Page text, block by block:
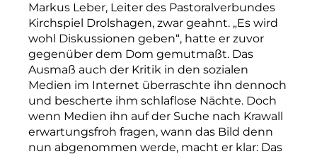
Markus Leber, Leiter des Pastoralverbundes
Kirchspiel Drolshagen, zwar geahnt. „Es wird
wohl Diskussionen geben“, hatte er zuvor
gegenüber dem Dom gemutmaßt. Das
Ausmaß auch der Kritik in den sozialen
Medien im Internet überraschte ihn dennoch
und bescherte ihm schlaflose Nächte. Doch
wenn Medien ihn auf der Suche nach Krawall
erwartungsfroh fragen, wann das Bild denn
nun abgenommen werde, macht er klar: Das